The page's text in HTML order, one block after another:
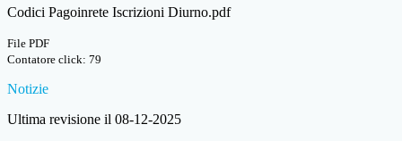
Codici Pagoinrete Iscrizioni Diurno.pdf
File PDF
Contatore click: 79
Notizie
Ultima revisione il 08-12-2025